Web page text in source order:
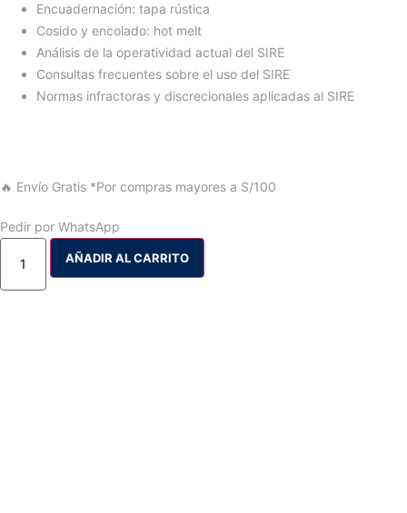
Encuadernación: tapa rústica
Cosido y encolado: hot melt
Análisis de la operatividad actual del SIRE
Consultas frecuentes sobre el uso del SIRE
Normas infractoras y discrecionales aplicadas al SIRE
🔥 Envío Gratis *Por compras mayores a S/100
Pedir por WhatsApp
AÑADIR AL CARRITO